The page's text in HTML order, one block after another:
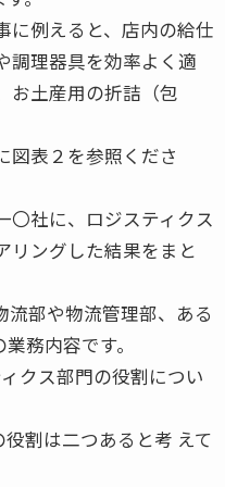
に例えると、店内の給仕
調理器具を効率よく適
お土産用の折詰（包
図表２を参照くださ
〇社に、ロジスティクス
リングした結果をまと
流部や物流管理部、ある
務内容です。
クス部門の役割につい
割は二つあると考 えて